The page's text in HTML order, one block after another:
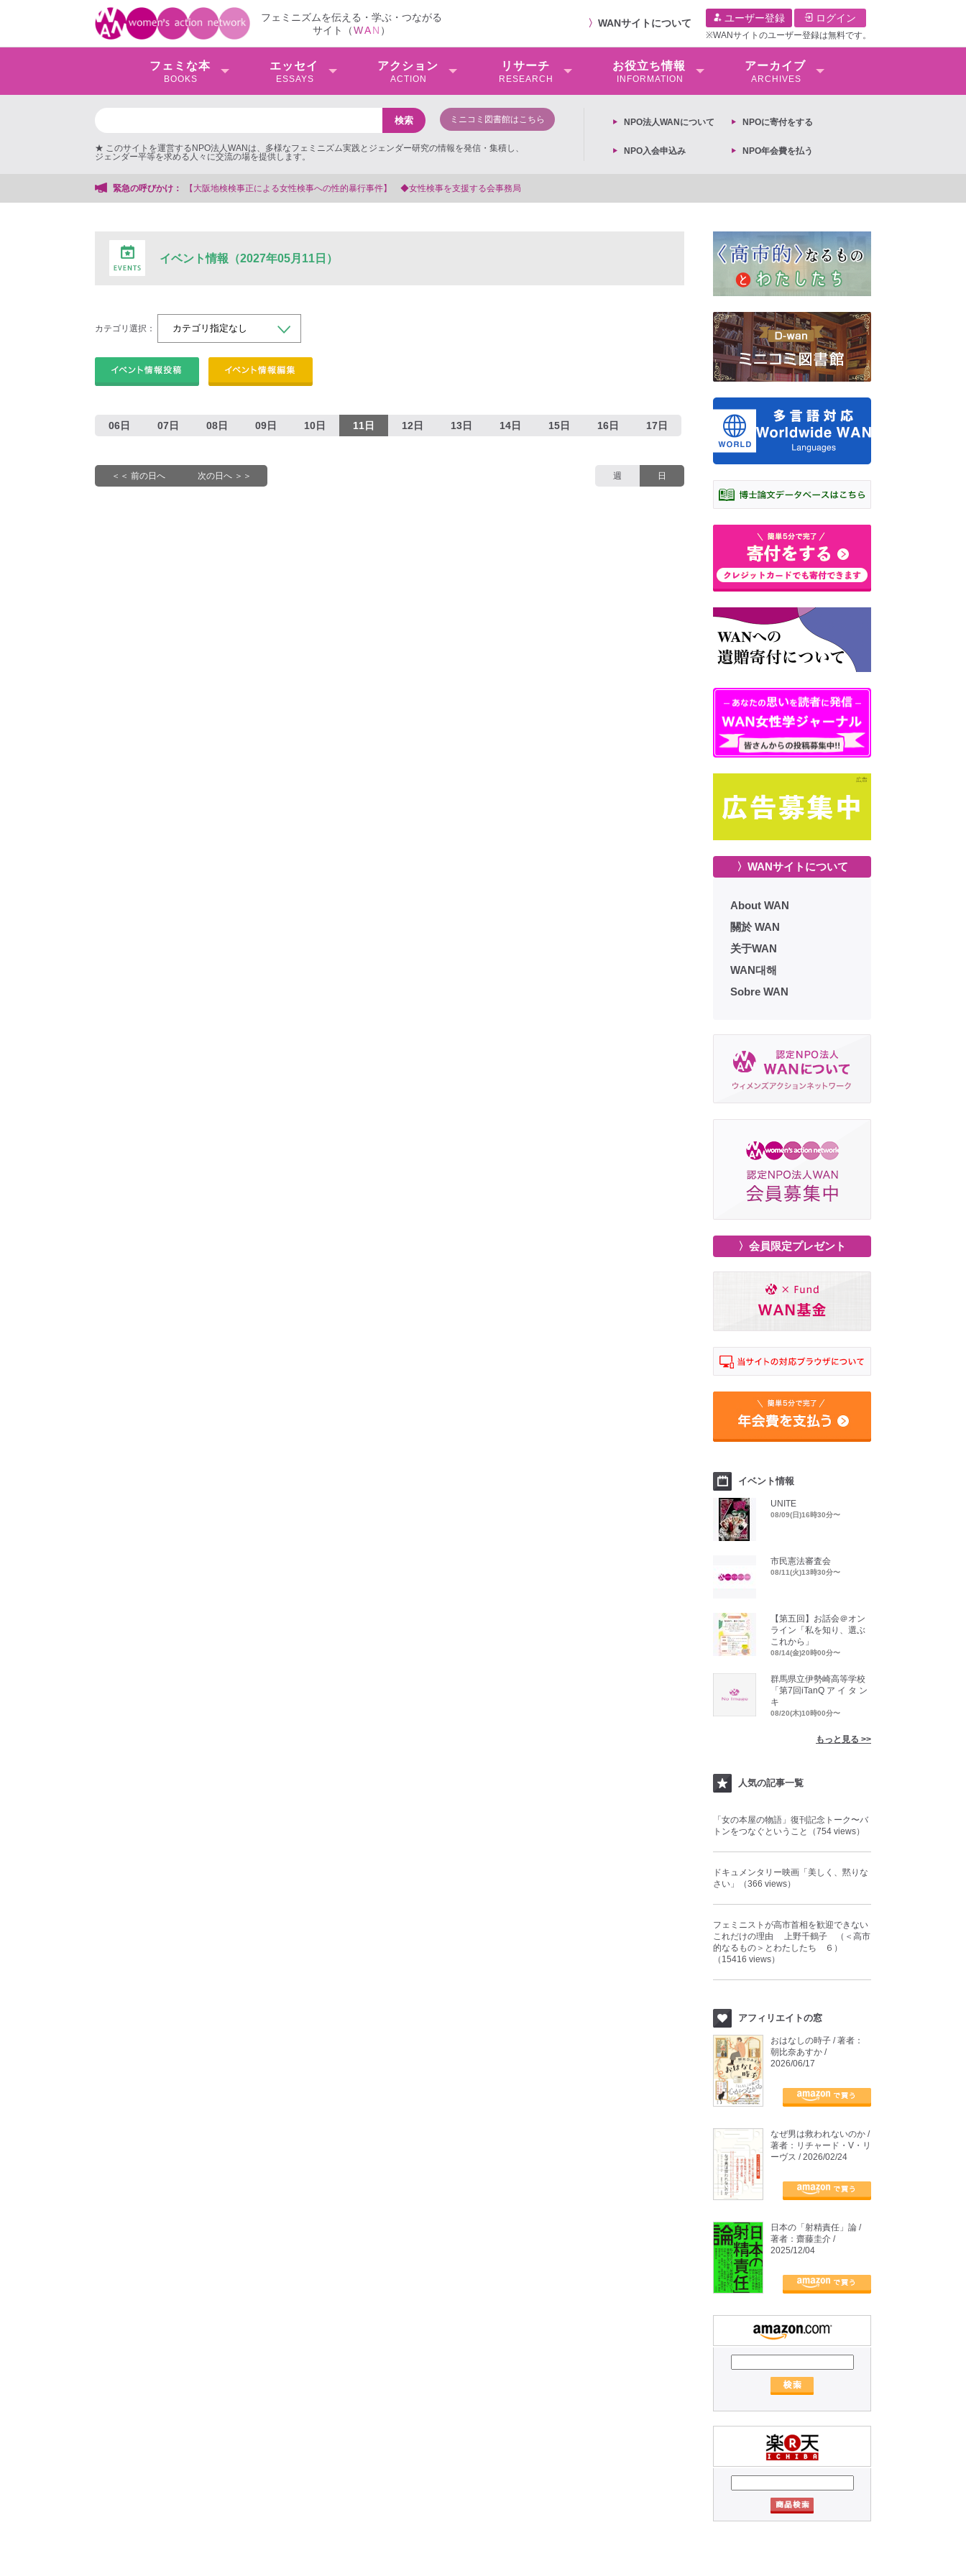
フェミニズムを伝える・学ぶ・つながる
サイト（WAN ）
〉 WANサイトについて ユーザー登録 ログイン
※WANサイトのユーザー登録は無料です。
フェミな本
BOOKS
エッセイ
ESSAYS
アクション
ACTION
リサーチ
RESEARCH
お役⽴ち情報
INFORMATION
アーカイブ
ARCHIVES
ミニコミ図書館はこちら
★ このサイトを運営するNPO法人WANは、多様なフェミニズム実践とジェンダー研究の情報を発信・集積し、
ジェンダー平等を求める人々に交流の場を提供します。
NPO法⼈WANについて NPOに寄付をする
NPO入会申込み NPO年会費を払う
緊急の呼びかけ：
【大阪地検検事正による女性検事への性的暴行事件】 ◆女性検事を支援する会事務局
イベント情報（2027年05月11日）
カテゴリ選択：
06日 07日 08日 09日 10日 11日 12日 13日 14日 15日 16日 17日
＜＜ 前の日へ 次の日へ ＞＞ 週 日
〉WANサイトについて
About WAN
關於 WAN
关于WAN
WAN대해
Sobre WAN
〉会員限定プレゼント
イベント情報
UNITE
08/09(日)16時30分〜
市民憲法審査会
08/11(火)13時30分〜
【第五回】お話会＠オン
ライン「私を知り、選ぶ
これから」
08/14(金)20時00分〜
群馬県立伊勢崎高等学校
「第7回iTanQ ア イ タ ン
キ
08/20(木)10時00分〜
もっと見る >>
人気の記事一覧
「女の本屋の物語」復刊記念トーク〜バ
トンをつなぐということ（754 views）
ドキュメンタリー映画「美しく、黙りな
さい」（366 views）
フェミニストが高市首相を歓迎できない
これだけの理由 上野千鶴子 （＜高市
的なるもの＞とわたしたち ６）
（15416 views）
アフィリエイトの窓
おはなしの時子 / 著者：
朝比奈あすか /
2026/06/17
なぜ男は救われないのか /
著者：リチャード・V・リ
ーヴス / 2026/02/24
日本の「射精責任」論 /
著者：齋藤圭介 /
2025/12/04